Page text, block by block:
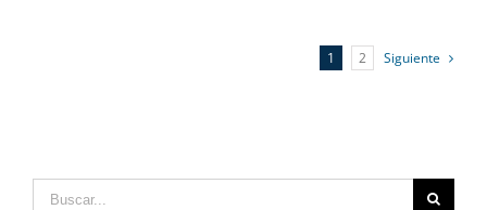
1 2 Siguiente